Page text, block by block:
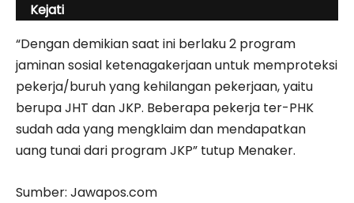
Kejati
“Dengan demikian saat ini berlaku 2 program
jaminan sosial ketenagakerjaan untuk memproteksi
pekerja/buruh yang kehilangan pekerjaan, yaitu
berupa JHT dan JKP. Beberapa pekerja ter-PHK
sudah ada yang mengklaim dan mendapatkan
uang tunai dari program JKP” tutup Menaker.
Sumber: Jawapos.com